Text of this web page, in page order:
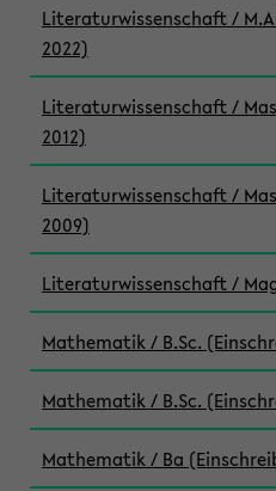
Literaturwissenschaft /
2022)
Literaturwissenschaft /
2012)
Literaturwissenschaft /
2009)
Literaturwissenschaft /
Mathematik / B.Sc.
Mathematik / B.Sc.
Mathematik / Ba